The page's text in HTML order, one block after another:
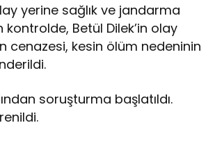
yerine sağlık ve jandarma
kontrolde, Betül Dilek’in olay
cenazesi, kesin ölüm nedeninin
soruşturma başlatıldı.